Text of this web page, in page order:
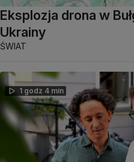
Eksplozja drona w
Ukrainy
ŚWIAT
1 godz 4 min